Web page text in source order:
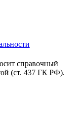
справочный
(ст. 437 ГК РФ).